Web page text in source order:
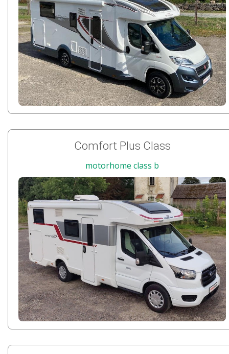
Comfort Plus Class
motorhome class b